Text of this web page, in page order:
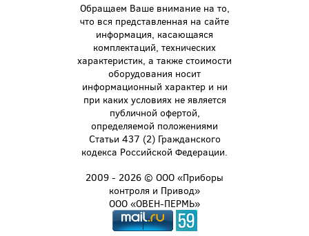
Обращаем Ваше внимание на то,
что вся представленная на сайте
информация, касающаяся
комплектаций, технических
характеристик, а также стоимости
оборудования носит
информационный характер и ни
при каких условиях не является
публичной офертой,
определяемой положениями
Статьи 437 (2) Гражданского
кодекса Российской Федерации.
2009 - 2026 © ООО «Приборы
контроля и Привод»
ООО «ОВЕН-ПЕРМЬ»